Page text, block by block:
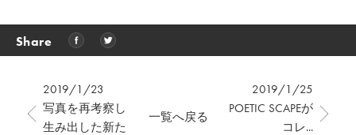
Share
2019/1/23
写真を再考察し
生み出した新た
2019/1/25
POETIC SCAPEが
コレ...
一覧へ戻る